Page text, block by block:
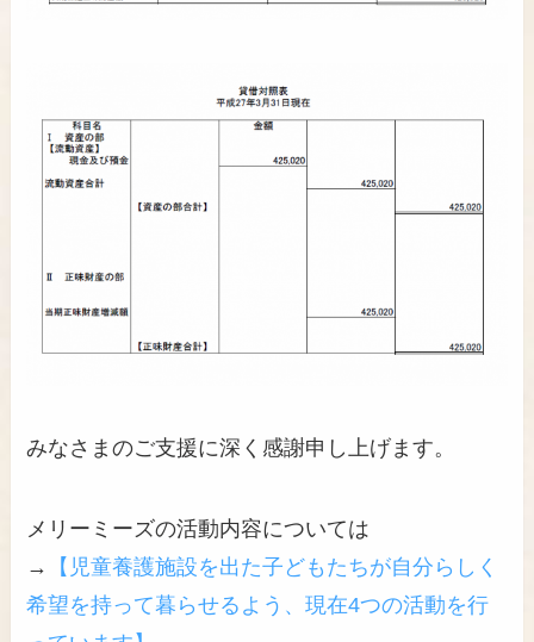
みなさまのご支援に深く感謝申し上げます。
メリーミーズの活動内容については
→
【児童養護施設を出た子どもたちが自分らしく
希望を持って暮らせるよう、現在4つの活動を行